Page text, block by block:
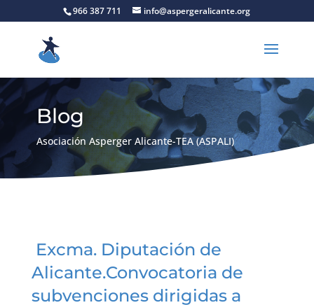
966 387 711 info@aspergeralicante.org
Blog
Asociación Asperger Alicante-TEA (ASPALI)
Excma. Diputación de
Alicante.Convocatoria de
subvenciones dirigidas a